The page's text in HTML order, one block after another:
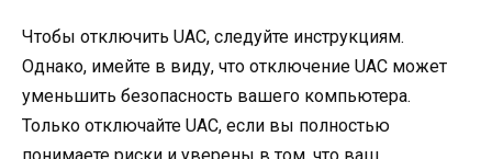
Чтобы отключить UAC, следуйте инструкциям.
Однако, имейте в виду, что отключение UAC может
уменьшить безопасность вашего компьютера.
Только отключайте UAC, если вы полностью